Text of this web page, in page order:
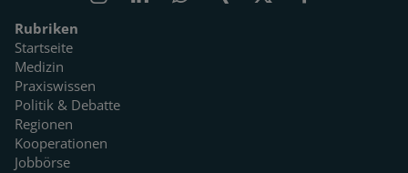
Rubriken
Startseite
Medizin
Praxiswissen
Politik & Debatte
Regionen
Kooperationen
Jobbörse